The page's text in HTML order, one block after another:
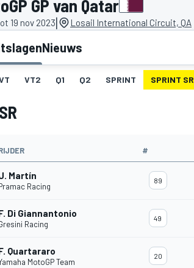
GP van Qatar
19 nov 2023| Losail International Circuit, QA
Nieuws
VT2 Q1 Q2 SPRINT SPRINT SR
#
Martín
Racing
89
Di Giannantonio
Racing
49
Quartararo
MotoGP Team
20